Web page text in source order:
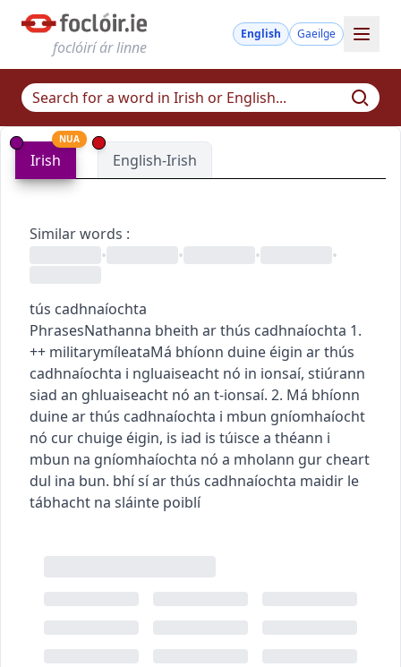
foclóirí ár linne
English Gaeilge
Irish
NUA
English-Irish
Similar words :
•
• • •
tús cadhnaíochta
PhrasesNathanna bheith ar thús cadhnaíochta 1.
++ militarymíleataMá bhíonn duine éigin ar thús
cadhnaíochta i ngluaiseacht nó in ionsaí, stiúrann
siad an ghluaiseacht nó an t-ionsaí. 2. Má bhíonn
duine ar thús cadhnaíochta i mbun gníomhaíocht
nó cur chuige éigin, is iad is túisce a théann i
mbun na gníomhaíochta nó a mholann gur cheart
dul ina bun. bhí sí ar thús cadhnaíochta maidir le
tábhacht na sláinte poiblí